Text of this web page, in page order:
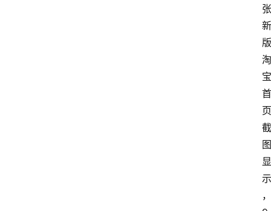
张
新
版
淘
宝
首
页
截
图
显
示
，